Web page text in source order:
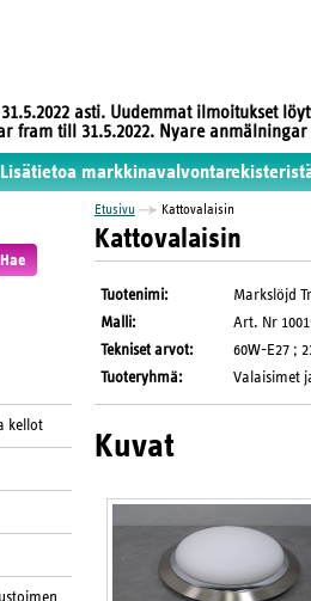
asti. Uudemmat ilmoitukset
fram till 31.5.2022. Nyare
Lisätietoa
kellot
Etusivu Kattovalaisin
Kattovalaisin
Tuotenimi:
Markslöjd
Malli:
Art. Nr
Tekniset arvot:
60W-E27 ;
Tuoteryhmä: Valaisimet
Kuvat